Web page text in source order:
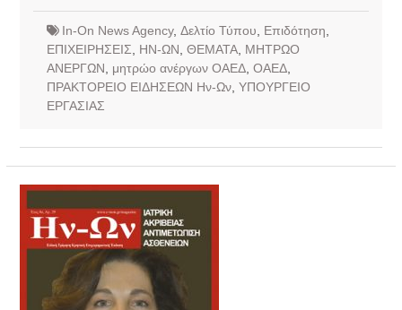
In-On News Agency, Δελτίο Τύπου Επιδότηση
ΕΠΙΧΕΙΡΗΣΕΙΣ
ΗΝ-ΩΝ ΘΕΜΑΤΑ, ΜΗΤΡΩΟ
ΑΝΕΡΓΩΝ
μητρώο ανέργων ΟΑΕΔ, ΟΑΕΔ,
ΠΡΑΚΤΟΡΕΙΟ ΕΙΔΗΣΕΩΝ Ην-Ων, ΥΠΟΥΡΓΕΙΟ
ΕΡΓΑΣΙΑΣ